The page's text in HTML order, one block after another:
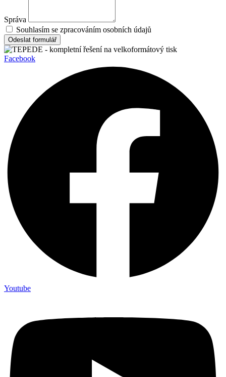
Správa
Souhlasím se zpracováním osobních údajů
Odeslat formulář
Facebook
Youtube